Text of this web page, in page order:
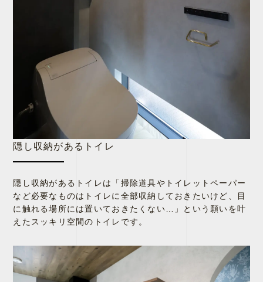
隠し収納があるトイレ
隠し収納があるトイレは「掃除道具やトイレットペーパー
など必要なものはトイレに全部収納しておきたいけど、目
に触れる場所には置いておきたくない…」という願いを叶
えたスッキリ空間のトイレです。